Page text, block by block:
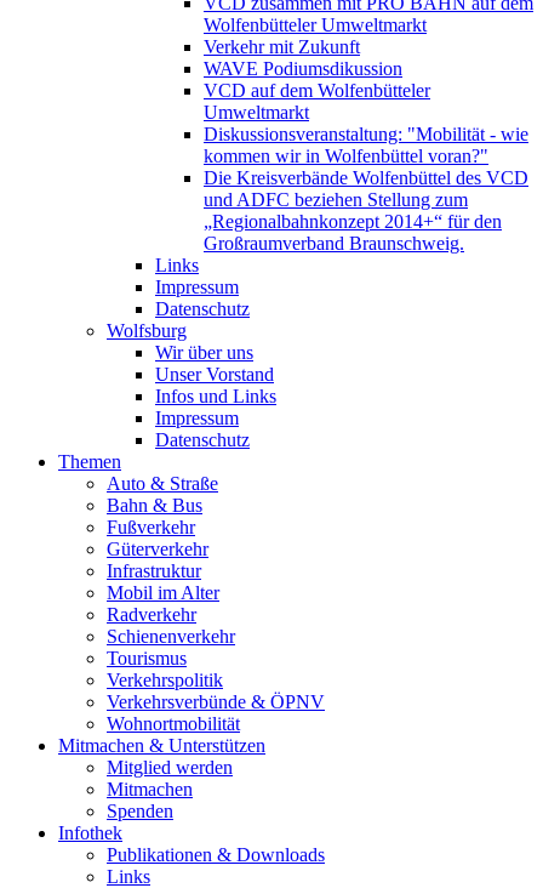
Wolfenbütteler Umweltmarkt
Verkehr mit Zukunft
WAVE Podiumsdikussion
VCD auf dem Wolfenbütteler
Umweltmarkt
Diskussionsveranstaltung: "Mobilität - wie
kommen wir in Wolfenbüttel voran?"
Die Kreisverbände Wolfenbüttel des VCD
und ADFC beziehen Stellung zum
„Regionalbahnkonzept 2014+“ für den
Großraumverband Braunschweig.
Links
Impressum
Datenschutz
Wolfsburg
Wir über uns
Unser Vorstand
Infos und Links
Impressum
Datenschutz
Themen
Auto & Straße
Bahn & Bus
Fußverkehr
Güterverkehr
Infrastruktur
Mobil im Alter
Radverkehr
Schienenverkehr
Tourismus
Verkehrspolitik
Verkehrsverbünde & ÖPNV
Wohnortmobilität
Mitmachen & Unterstützen
Mitglied werden
Mitmachen
Spenden
Infothek
Publikationen & Downloads
Links